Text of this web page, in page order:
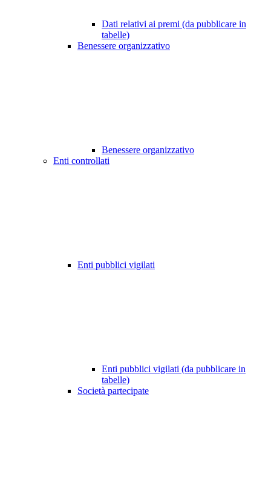
Dati relativi ai premi (da pubblicare in
tabelle)
Benessere organizzativo
Benessere organizzativo
Enti controllati
Enti pubblici vigilati
Enti pubblici vigilati (da pubblicare in
tabelle)
Società partecipate